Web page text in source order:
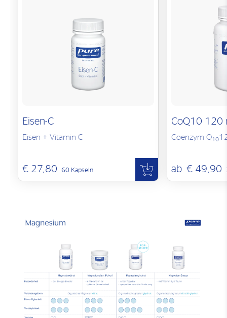
Eisen-C
Eisen + Vitamin C
€ 27,80 60 Kapseln
CoQ10 120
Coenzym Q10
ab € 49,90